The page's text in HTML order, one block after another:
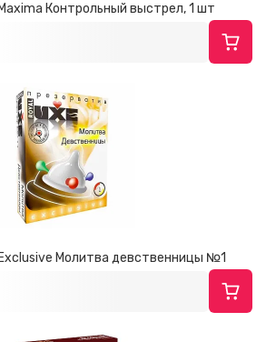
Контрольный выстрел, 1 шт
Молитва девственницы №1